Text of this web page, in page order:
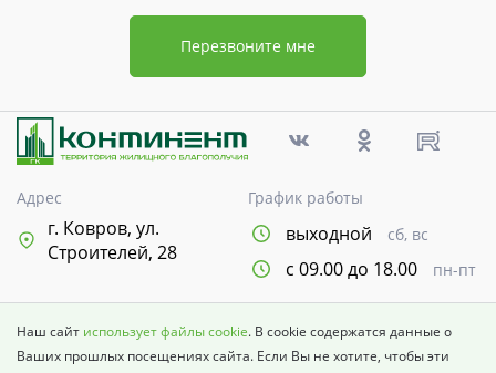
Перезвоните мне
Адрес
г. Ковров, ул.
Строителей, 28
График работы
выходной сб, вс
с 09.00 до 18.00 пн-пт
Наш сайт использует файлы cookie. В cookie содержатся данные о
Ваших прошлых посещениях сайта. Если Вы не хотите, чтобы эти